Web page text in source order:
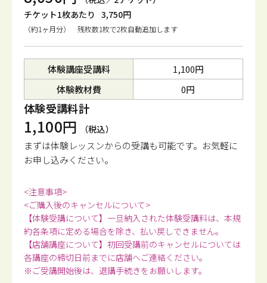
チケット1枚あたり 3,750円
（約1ヶ月分） 残枚数1枚で2枚自動追加します
体験講座受講料
1,100円
体験教材費
0円
体験受講料計
1,100円 （税込）
まずは体験レッスンからの受講も可能です。 お気軽に
お申し込みください。
<注意事項>
<ご購入後のキャンセルについて>
【体験受講について】一旦納入された体験受講料は、本規
約各条項に定める場合を除き、払い戻しできません。
【店舗講座について】初回受講前のキャンセルについては
各講座の締切日前までに店舗へご連絡ください。
※ご受講開始後は、退講手続きをお願いします。